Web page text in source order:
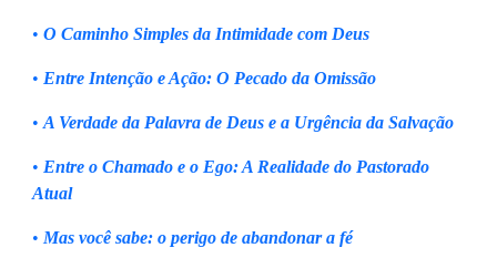
• O Caminho Simples da Intimidade com Deus
• Entre Intenção e Ação: O Pecado da Omissão
• A Verdade da Palavra de Deus e a Urgência da Salvação
• Entre o Chamado e o Ego: A Realidade do Pastorado
Atual
• Mas você sabe: o perigo de abandonar a fé